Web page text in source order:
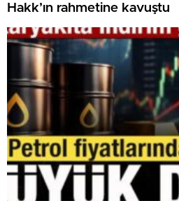
Hakk’ın rahmetine kavuştu